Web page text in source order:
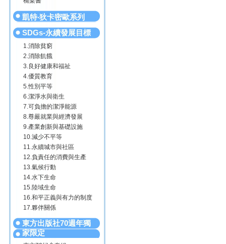
凱特‧狄卡密歐系列
SDGs-永續發展目標
1.消除貧窮
2.消除飢餓
3.良好健康和福祉
4.優質教育
5.性別平等
6.潔淨水與衛生
7.可負擔的潔淨能源
8.尊嚴就業與經濟發展
9.產業創新與基礎設施
10.減少不平等
11.永續城市與社區
12.負責任的消費與生產
13.氣候行動
14.水下生命
15.陸域生命
16.和平正義與有力的制度
17.夥伴關係
東方出版社70週年獨
家限定